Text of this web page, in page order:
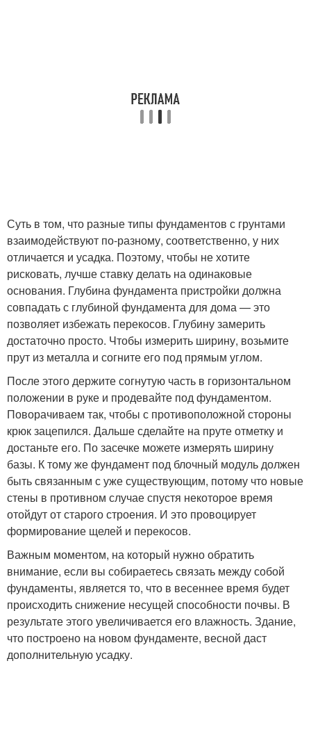
Суть в том, что разные типы фундаментов с грунтами
взаимодействуют по-разному, соответственно, у них
отличается и усадка. Поэтому, чтобы не хотите
рисковать, лучше ставку делать на одинаковые
основания. Глубина фундамента пристройки должна
совпадать с глубиной фундамента для дома — это
позволяет избежать перекосов. Глубину замерить
достаточно просто. Чтобы измерить ширину, возьмите
прут из металла и согните его под прямым углом.
После этого держите согнутую часть в горизонтальном
положении в руке и продевайте под фундаментом.
Поворачиваем так, чтобы с противоположной стороны
крюк зацепился. Дальше сделайте на пруте отметку и
достаньте его. По засечке можете измерять ширину
базы. К тому же фундамент под блочный модуль должен
быть связанным с уже существующим, потому что новые
стены в противном случае спустя некоторое время
отойдут от старого строения. И это провоцирует
формирование щелей и перекосов.
Важным моментом, на который нужно обратить
внимание, если вы собираетесь связать между собой
фундаменты, является то, что в весеннее время будет
происходить снижение несущей способности почвы. В
результате этого увеличивается его влажность. Здание,
что построено на новом фундаменте, весной даст
дополнительную усадку.